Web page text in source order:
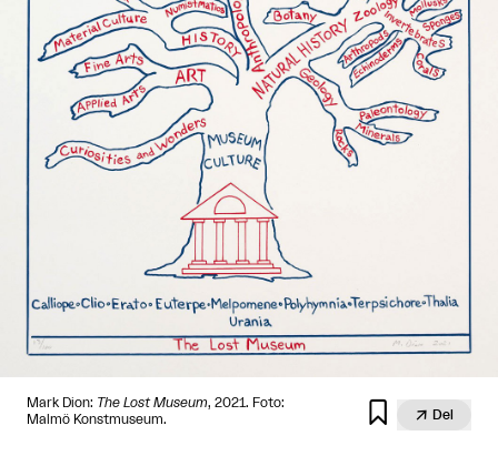
Mark Dion: The Lost Museum, 2021. Foto:
Malmö Konstmuseum.
  Del